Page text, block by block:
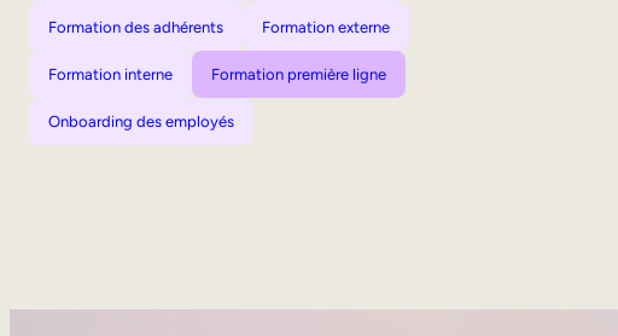
Formation des adhérents Formation externe
Formation interne Formation première ligne
Onboarding des employés